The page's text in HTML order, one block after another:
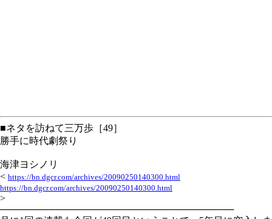
■ネタを訪ねて三万歩［49］
勝手に時代劇祭り
海津ヨシノリ
< https://bn.dgcr.com/archives/20090250140300.html
https://bn.dgcr.com/archives/20090250140300.html
>
───────────────────────────────────